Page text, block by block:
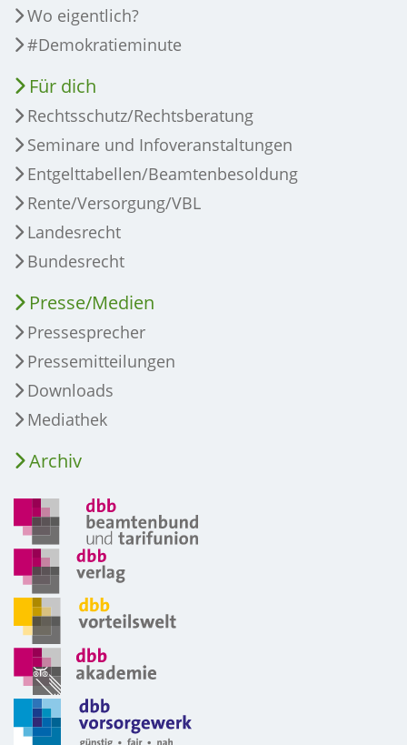
Wo eigentlich?
#Demokratieminute
Für dich
Rechtsschutz/Rechtsberatung
Seminare und Infoveranstaltungen
Entgelttabellen/Beamtenbesoldung
Rente/Versorgung/VBL
Landesrecht
Bundesrecht
Presse/Medien
Pressesprecher
Pressemitteilungen
Downloads
Mediathek
Archiv